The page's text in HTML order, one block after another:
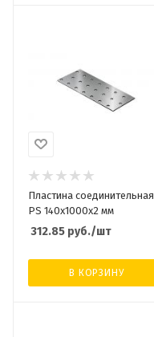
Пластина соединительная
PS 140х1000х2 мм
312.85 руб./шт
В КОРЗИНУ